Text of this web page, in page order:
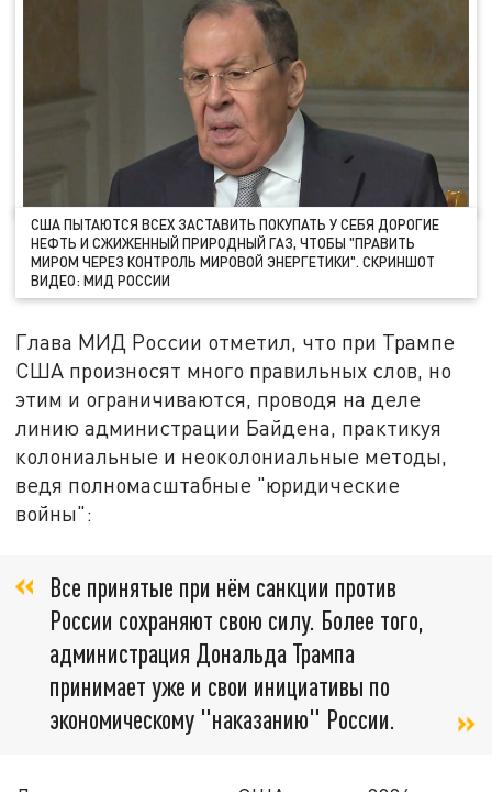
США ПЫТАЮТСЯ ВСЕХ ЗАСТАВИТЬ ПОКУПАТЬ У СЕБЯ ДОРОГИЕ
НЕФТЬ И СЖИЖЕННЫЙ ПРИРОДНЫЙ ГАЗ, ЧТОБЫ "ПРАВИТЬ
МИРОМ ЧЕРЕЗ КОНТРОЛЬ МИРОВОЙ ЭНЕРГЕТИКИ". СКРИНШОТ
ВИДЕО: МИД РОССИИ
Глава МИД России отметил, что при Трампе
США произносят много правильных слов, но
этим и ограничиваются, проводя на деле
линию администрации Байдена, практикуя
колониальные и неоколониальные методы,
ведя полномасштабные "юридические
войны":
Все принятые при нём санкции против
России сохраняют свою силу. Более того,
администрация Дональда Трампа
принимает уже и свои инициативы по
экономическому "наказанию" России.